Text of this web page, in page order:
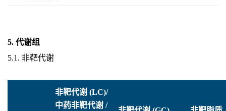
5. 代谢组
5.1. 非靶代谢
非靶代谢 (LC)/
中药非靶代谢 /